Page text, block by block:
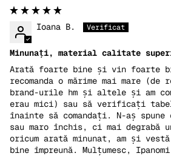
Ioana B.
Minunați, material calitate
Arată foarte bine și vin foarte
recomanda o mărime mai mare
brand-urile hm și altele și am
erau mici) sau să verificați
înainte să comandați. N-aș
sau maro închis, ci mai degrabă
oricum arată minunat, am și
bine împreună. Mulțumesc,